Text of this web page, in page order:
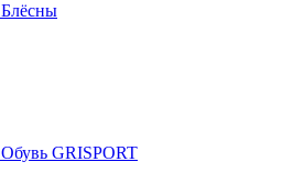
Блёсны
Обувь GRISPORT